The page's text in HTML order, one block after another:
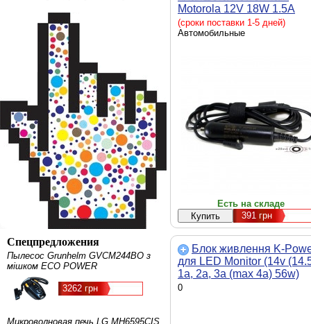
Спецпредложения
Пылесос Grunhelm GVCM244BO з
мішком ECO POWER
3262 грн
Микроволновая печь LG MH6595CIS
Motorola 12V 18W 1.5A
(2.0*1.0mm) -
автомобильный
(сроки поставки 1-5 дней)
Автомобильные
Есть на складе
391грн
Блок живлення K-
для LED Monitor (14v
1a, 2a, 3a (max 4a) 56w)
6.0x4.4mm + гар. 12мес
0